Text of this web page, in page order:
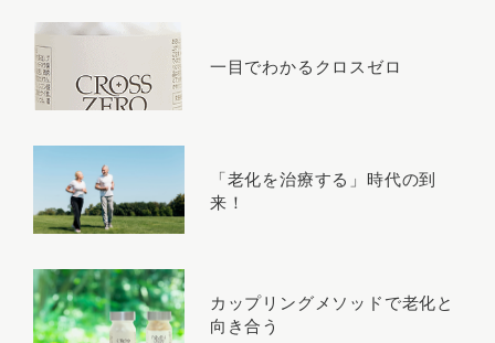
一目でわかるクロスゼロ
「老化を治療する」時代の到
来！
カップリングメソッドで老化と
向き合う